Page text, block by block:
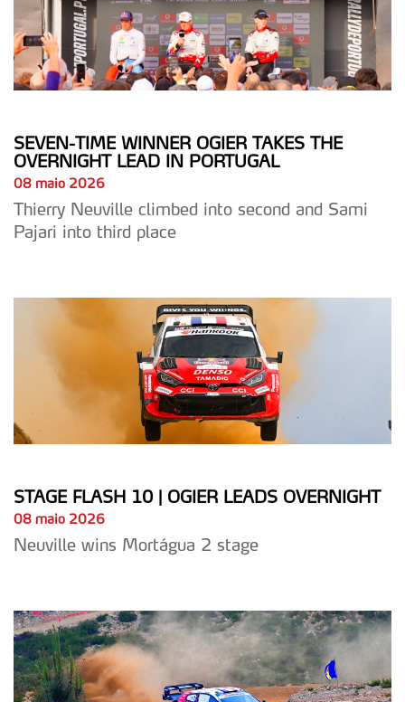
SEVEN-TIME WINNER OGIER TAKES THE
OVERNIGHT LEAD IN PORTUGAL
08 maio 2026
Thierry Neuville climbed into second and Sami
Pajari into third place
STAGE FLASH 10 | OGIER LEADS OVERNIGHT
08 maio 2026
Neuville wins Mortágua 2 stage